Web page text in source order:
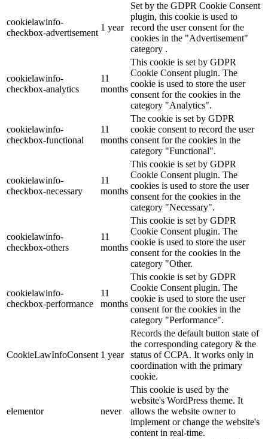
cookielawinfo-
checkbox-advertisement
1 year
Set by the GDPR Cookie Consent
plugin, this cookie is used to
record the user consent for the
cookies in the "Advertisement"
category .
cookielawinfo-
checkbox-analytics
11
months
This cookie is set by GDPR
Cookie Consent plugin. The
cookie is used to store the user
consent for the cookies in the
category "Analytics".
cookielawinfo-
checkbox-functional
11
months
The cookie is set by GDPR
cookie consent to record the user
consent for the cookies in the
category "Functional".
cookielawinfo-
checkbox-necessary
11
months
This cookie is set by GDPR
Cookie Consent plugin. The
cookies is used to store the user
consent for the cookies in the
category "Necessary".
cookielawinfo-
checkbox-others
11
months
This cookie is set by GDPR
Cookie Consent plugin. The
cookie is used to store the user
consent for the cookies in the
category "Other.
cookielawinfo-
checkbox-performance
11
months
This cookie is set by GDPR
Cookie Consent plugin. The
cookie is used to store the user
consent for the cookies in the
category "Performance".
CookieLawInfoConsent 1 year
Records the default button state of
the corresponding category & the
status of CCPA. It works only in
coordination with the primary
cookie.
elementor never
This cookie is used by the
website's WordPress theme. It
allows the website owner to
implement or change the website's
content in real-time.